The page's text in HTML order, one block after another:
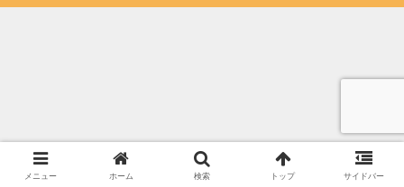
メニュー ホーム 検索 トップ サイドバー